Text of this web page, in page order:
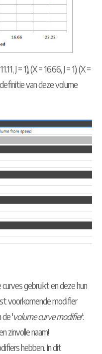
J = 1), (X = 16.66, J = 1), (X =
van deze volume
gebruikt en deze hun
voorkomende modifier
de 'volume curve modifier'.
zinvolle naam!
hebben. In dit